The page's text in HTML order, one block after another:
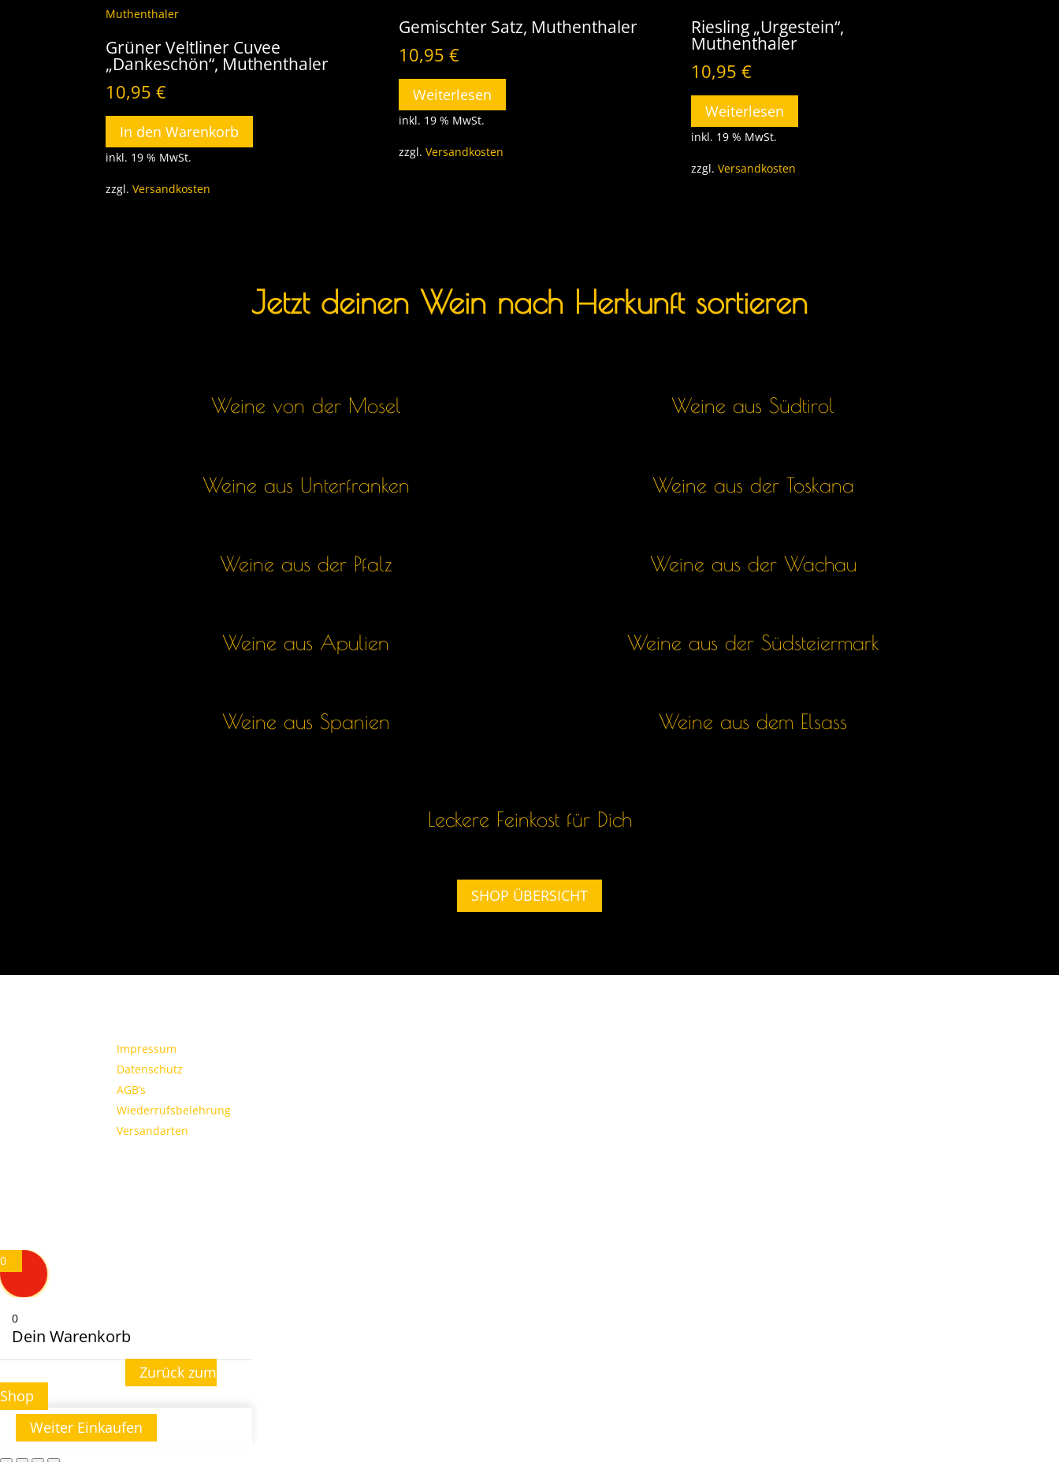
Grüner Veltliner Cuvee
„Dankeschön“, Muthenthaler
10,95€
In den Warenkorb
inkl. 19 % MwSt.
zzgl.Versandkosten
Gemischter Satz, Muthenthaler
10,95 €
Weiterlesen
inkl. 19 % MwSt.
zzgl. Versandkosten
Riesling „Urgestein“,
Muthenthaler
10,95€
Weiterlesen
inkl. 19 % MwSt.
zzgl.Versandkosten
Jetzt deinen Wein nach Herkunft sortieren
Weine von der Mosel
Weine aus Unterfranken
Weine aus der Pfalz
Weine aus Apulien
Weine aus Spanien
Weine aus Südtirol
Weine aus der Toskana
Weine aus der Wachau
Weine aus der Südsteiermark
Weine aus dem Elsass
Leckere Feinkost für Dich
SHOP ÜBERSICHT
Impressum
Datenschutz
AGB’s
Wiederrufsbelehrung
Versandarten
0
0
Dein Warenkorb
Zurück zum
Shop
Weiter Einkaufen